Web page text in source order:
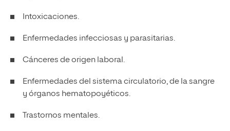
Intoxicaciones.
Enfermedades infecciosas y parasitarias.
Cánceres de origen laboral.
Enfermedades del sistema circulatorio, de la sangre
y órganos hematopoyéticos.
Trastornos mentales.